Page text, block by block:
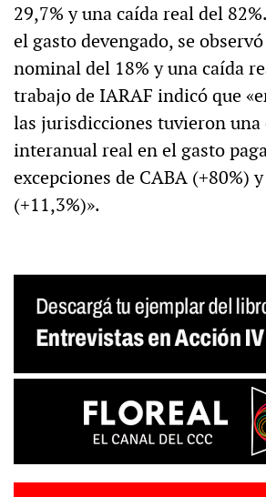
29,7% y una caída real del
el gasto devengado, se
nominal del 18% y una caída
trabajo de IARAF indicó que
las jurisdicciones tuvieron una
interanual real en el gasto
excepciones de CABA (+80%)
(+11,3%)».